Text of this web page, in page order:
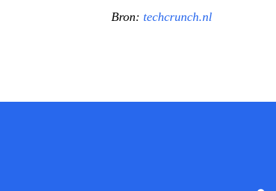
Bron: techcrunch.nl